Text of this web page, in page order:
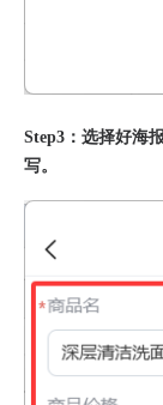
Step3：选择好海
写。